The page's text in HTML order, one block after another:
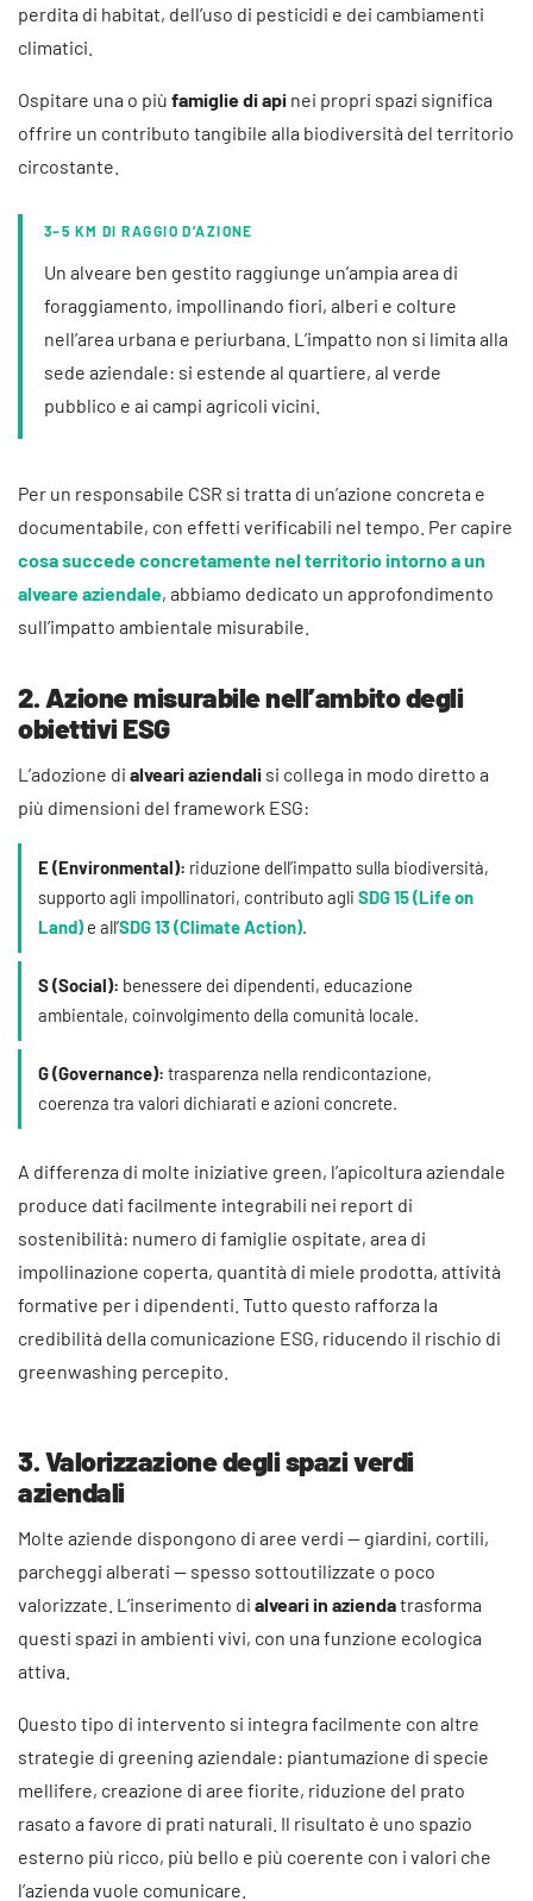
perdita di habitat, dell’uso di pesticidi e dei cambiamenti
climatici.
Ospitare una o più famiglie di api nei propri spazi significa
offrire un contributo tangibile alla biodiversità del territorio
circostante.
3–5 KM DI RAGGIO D’AZIONE
Un alveare ben gestito raggiunge un’ampia area di
foraggiamento, impollinando fiori, alberi e colture
nell’area urbana e periurbana. L’impatto non si limita alla
sede aziendale: si estende al quartiere, al verde
pubblico e ai campi agricoli vicini.
Per un responsabile CSR si tratta di un’azione concreta e
documentabile, con effetti verificabili nel tempo. Per capire
cosa succede concretamente nel territorio intorno a un
alveare aziendale, abbiamo dedicato un approfondimento
sull’impatto ambientale misurabile.
2. Azione misurabile nell’ambito degli
obiettivi ESG
L’adozione di alveari aziendali si collega in modo diretto a
più dimensioni del framework ESG:
E (Environmental): riduzione dell’impatto sulla biodiversità,
supporto agli impollinatori, contributo agliSDG 15 (Life on
Land)e all’SDG 13 (Climate Action).
S (Social): benessere dei dipendenti, educazione
ambientale, coinvolgimento della comunità locale.
G (Governance): trasparenza nella rendicontazione,
coerenza tra valori dichiarati e azioni concrete.
A differenza di molte iniziative green, l’apicoltura aziendale
produce dati facilmente integrabili nei report di
sostenibilità: numero di famiglie ospitate, area di
impollinazione coperta, quantità di miele prodotta, attività
formative per i dipendenti. Tutto questo rafforza la
credibilità della comunicazione ESG, riducendo il rischio di
greenwashing percepito.
3. Valorizzazione degli spazi verdi
aziendali
Molte aziende dispongono di aree verdi — giardini, cortili,
parcheggi alberati — spesso sottoutilizzate o poco
valorizzate. L’inserimento di alveari in aziendatrasforma
questi spazi in ambienti vivi, con una funzione ecologica
attiva.
Questo tipo di intervento si integra facilmente con altre
strategie di greening aziendale: piantumazione di specie
mellifere, creazione di aree fiorite, riduzione del prato
rasato a favore di prati naturali. Il risultato è uno spazio
esterno più ricco, più bello e più coerente con i valori che
l’azienda vuole comunicare.